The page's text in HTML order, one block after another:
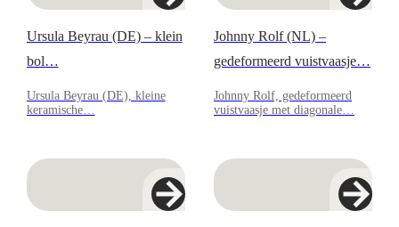
Ursula Beyrau (DE) – klein
bol…
Ursula Beyrau (DE), kleine
keramische…
Johnny Rolf (NL) –
gedeformeerd vuistvaasje…
Johnny Rolf, gedeformeerd
vuistvaasje met diagonale…